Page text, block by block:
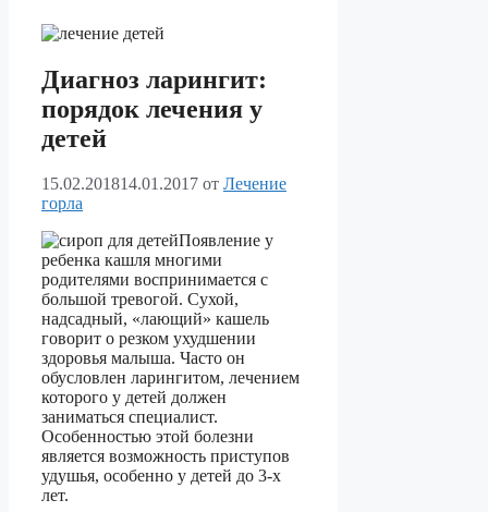
Диагноз ларингит:
порядок лечения у
детей
15.02.201814.01.2017 от Лечение
горла
Появление у
ребенка кашля многими
родителями воспринимается с
большой тревогой. Сухой,
надсадный, «лающий» кашель
говорит о резком ухудшении
здоровья малыша. Часто он
обусловлен ларингитом, лечением
которого у детей должен
заниматься специалист.
Особенностью этой болезни
является возможность приступов
удушья, особенно у детей до 3-х
лет.